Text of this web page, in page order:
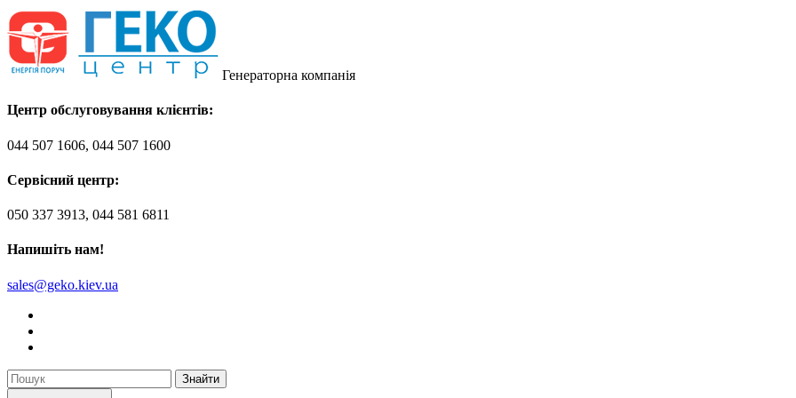
Генераторна компанія
Центр обслуговування клієнтів:
044 507 1606, 044 507 1600
Сервісний центр:
050 337 3913, 044 581 6811
Напишіть нам!
sales@geko.kiev.ua
Знайти